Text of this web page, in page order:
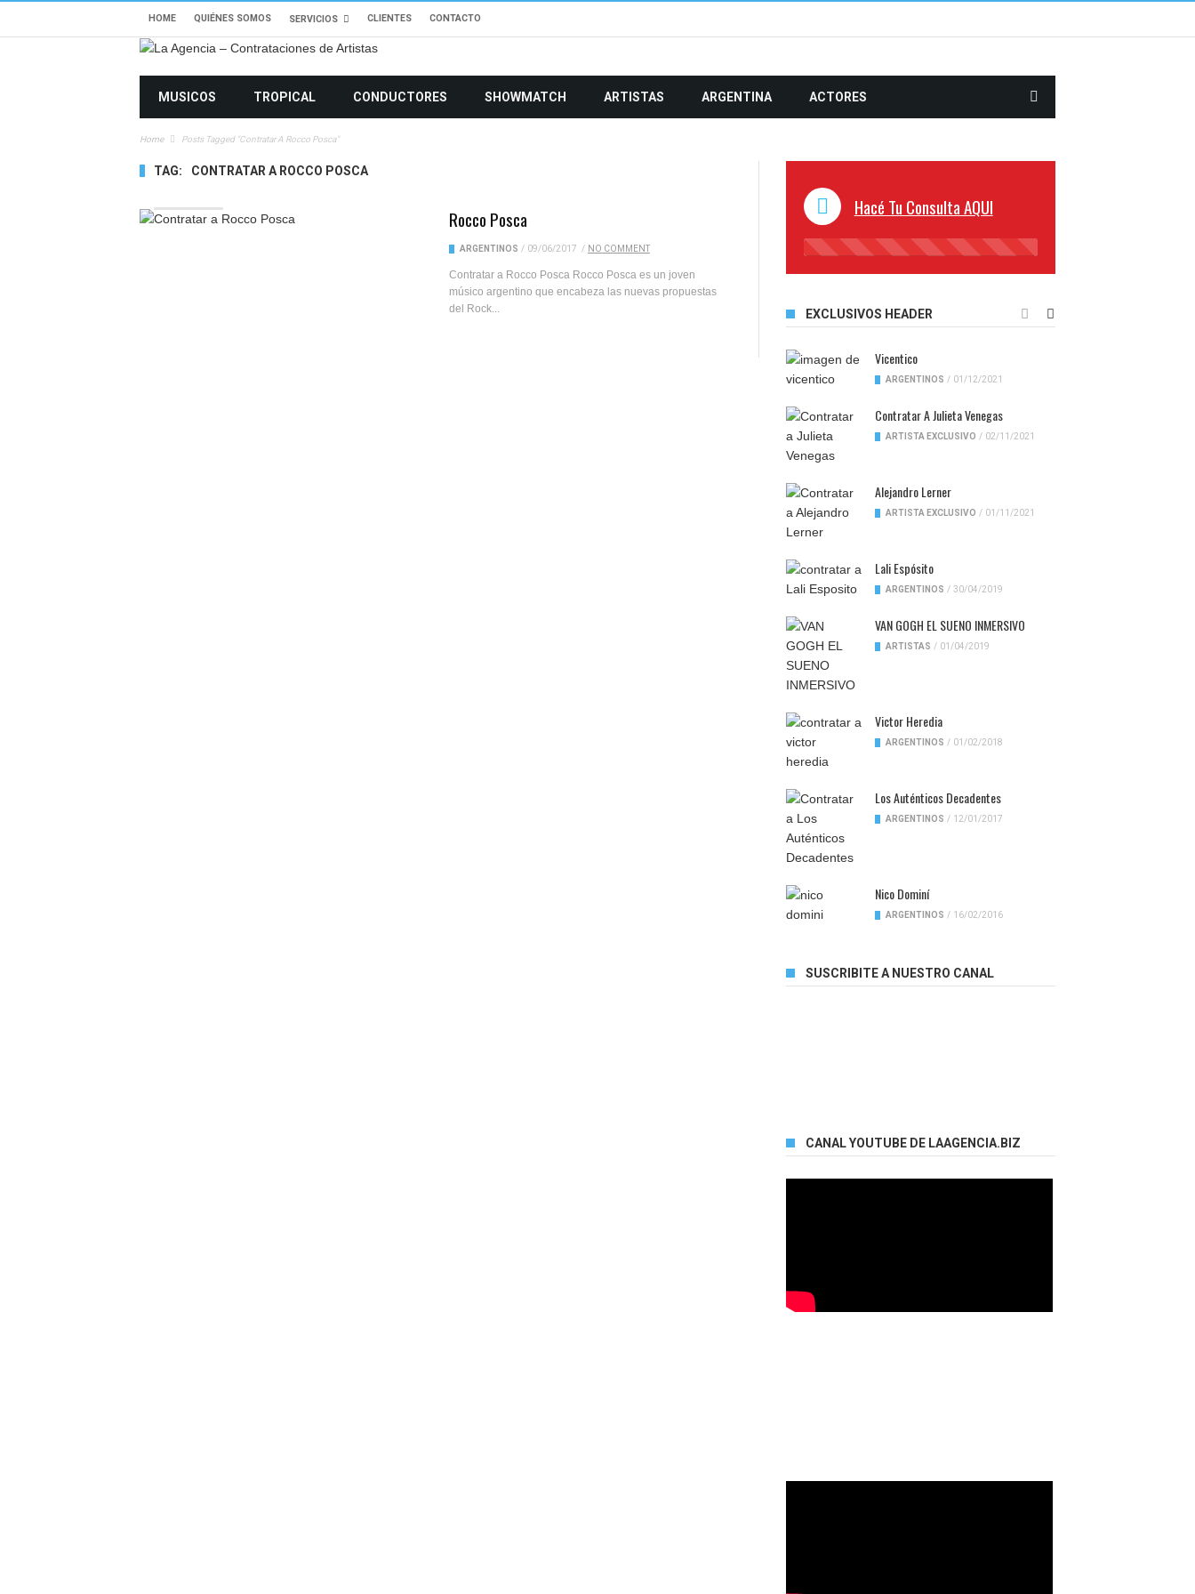
HOME QUIÉNES SOMOS SERVICIOS CLIENTES CONTACTO
MUSICOS TROPICAL CONDUCTORES SHOWMATCH ARTISTAS ARGENTINA ACTORES
Home Posts Tagged "Contratar A Rocco Posca"
TAG: CONTRATAR A ROCCO POSCA
Rocco Posca
ARGENTINOS / 09/06/2017 / NO COMMENT
Contratar a Rocco Posca Rocco Posca es un joven
músico argentino que encabeza las nuevas propuestas
del Rock...
Hacé Tu Consulta AQUI
45%
EXCLUSIVOS HEADER
Vicentico
ARGENTINOS / 01/12/2021
Contratar A Julieta Venegas
ARTISTA EXCLUSIVO / 02/11/2021
Alejandro Lerner
ARTISTA EXCLUSIVO / 01/11/2021
Lali Espósito
ARGENTINOS / 30/04/2019
VAN GOGH EL SUENO INMERSIVO
ARTISTAS / 01/04/2019
Victor Heredia
ARGENTINOS / 01/02/2018
Los Auténticos Decadentes
ARGENTINOS / 12/01/2017
Nico Dominí
ARGENTINOS / 16/02/2016
SUSCRIBITE A NUESTRO CANAL
CANAL YOUTUBE DE LAAGENCIA.BIZ